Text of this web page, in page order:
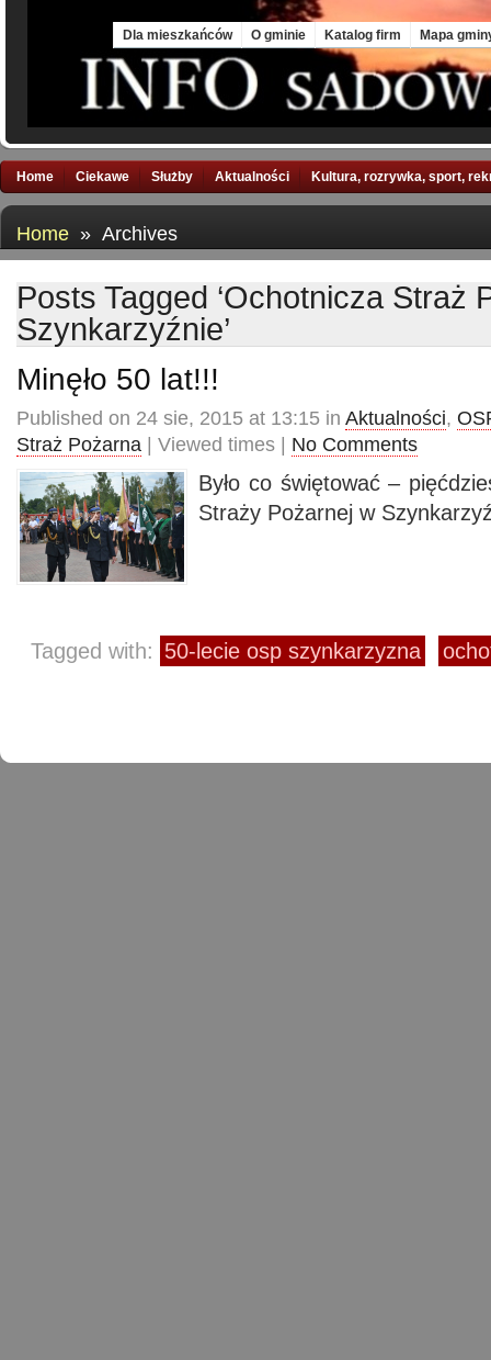
Dla mieszkańców O gminie Katalog firm Mapa
Home Ciekawe Służby Aktualności Kultura, rozrywka, sport,
Home » Archives
Posts Tagged ‘Ochotnicza Straż
Szynkarzyźnie’
Minęło 50 lat!!!
Published on 24 sie, 2015 at 13:15 in Aktualności,
Straż Pożarna | Viewed times | No Comments
Było co świętować –
Straży Pożarnej w
Tagged with: 50-lecie osp szynkarzyzna